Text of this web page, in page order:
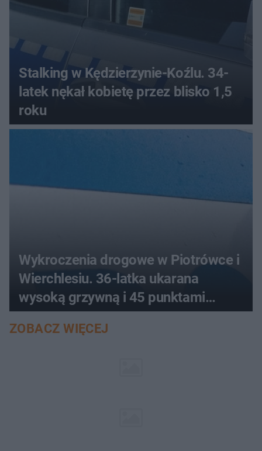
Stalking w Kędzierzynie-Koźlu. 34-
latek nękał kobietę przez blisko 1,5
roku
Wykroczenia drogowe w Piotrówce i
Wierchlesiu. 36-latka ukarana
wysoką grzywną i 45 punktami
karnymi
ZOBACZ WIĘCEJ